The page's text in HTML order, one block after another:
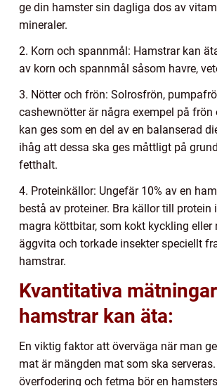
ge din hamster sin dagliga dos av
mineraler.
2. Korn och spannmål: Hamstrar kan
av korn och spannmål såsom havre,
3. Nötter och frön: Solrosfrön,
cashewnötter är några exempel på frön
kan ges som en del av en balanserad
ihåg att dessa ska ges måttligt på
fetthalt.
4. Proteinkällor: Ungefär 10% av en
bestå av proteiner. Bra källor till protein
magra köttbitar, som kokt kyckling eller
äggvita och torkade insekter speciellt
hamstrar.
Kvantitativa
hamstrar kan äta:
En viktig faktor att överväga när man
mat är mängden mat som ska
överfodering och fetma bör en